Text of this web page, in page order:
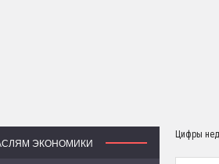
ЭКОНОМИКИ
Цифры